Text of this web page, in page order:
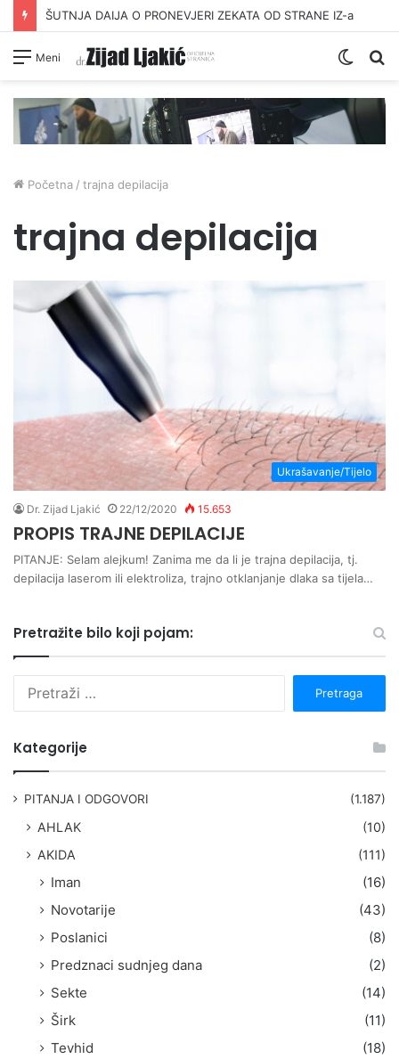
ŠUTNJA DAIJA O PRONEVJERI ZEKATA OD STRANE IZ-a
Meni
Switch
Početna / trajna depilacija
trajna depilacija
Ukrašavanje/Tijelo
Dr. Zijad Ljakić 22/12/2020 15.653
PROPIS TRAJNE DEPILACIJE
PITANJE: Selam alejkum! Zanima me da li je trajna depilacija, tj.
depilacija laserom ili elektroliza, trajno otklanjanje dlaka sa tijela…
Pretražite bilo koji pojam:
Kategorije
PITANJA I ODGOVORI (1.187)
AHLAK
(10)
AKIDA
(111)
Iman
(16)
Novotarije
(43)
Poslanici
(8)
Predznaci sudnjeg dana
(2)
Sekte
(14)
Širk
(11)
Tevhid
(18)